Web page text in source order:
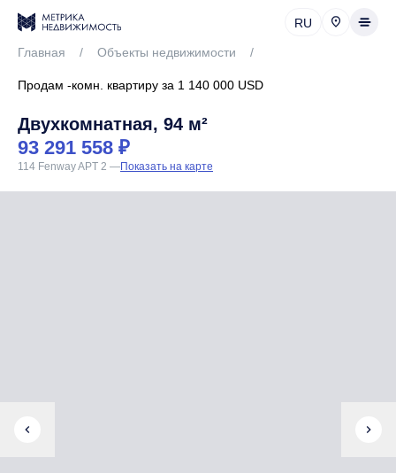
RU
Главная / Объекты недвижимости /
Продам -комн. квартиру за 1 140 000 USD
Двухкомнатная, 94 м²
93 291 558 ₽
114 Fenway APT 2 —Показать на карте
chevron_left chevron_right